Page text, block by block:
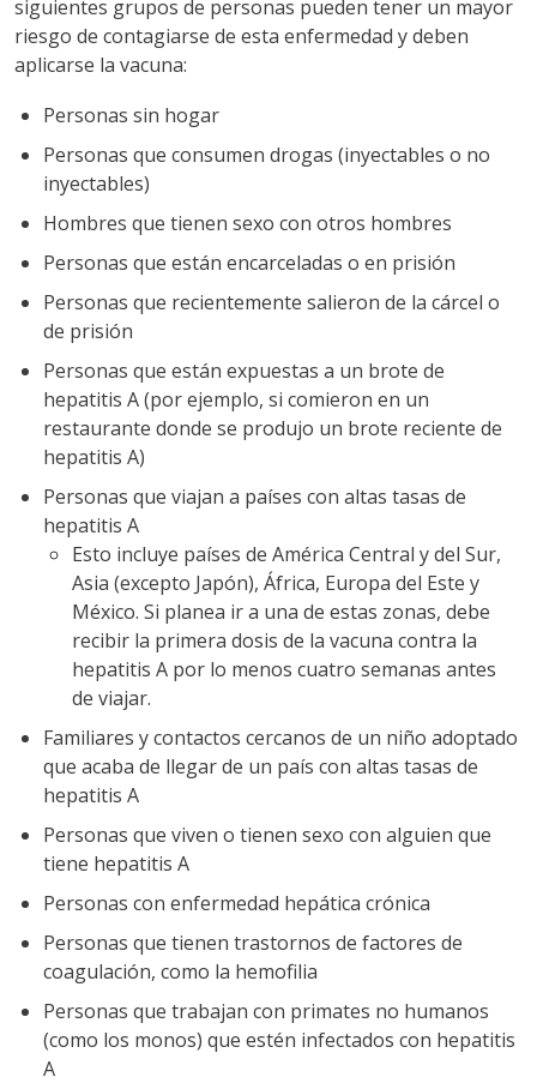
siguientes grupos de personas pueden tener un mayor
riesgo de contagiarse de esta enfermedad y deben
aplicarse la vacuna:
Personas sin hogar
Personas que consumen drogas (inyectables o no
inyectables)
Hombres que tienen sexo con otros hombres
Personas que están encarceladas o en prisión
Personas que recientemente salieron de la cárcel o
de prisión
Personas que están expuestas a un brote de
hepatitis A (por ejemplo, si comieron en un
restaurante donde se produjo un brote reciente de
hepatitis A)
Personas que viajan a países con altas tasas de
hepatitis A
Esto incluye países de América Central y del Sur,
Asia (excepto Japón), África, Europa del Este y
México. Si planea ir a una de estas zonas, debe
recibir la primera dosis de la vacuna contra la
hepatitis A por lo menos cuatro semanas antes
de viajar.
Familiares y contactos cercanos de un niño adoptado
que acaba de llegar de un país con altas tasas de
hepatitis A
Personas que viven o tienen sexo con alguien que
tiene hepatitis A
Personas con enfermedad hepática crónica
Personas que tienen trastornos de factores de
coagulación, como la hemofilia
Personas que trabajan con primates no humanos
(como los monos) que estén infectados con hepatitis
A